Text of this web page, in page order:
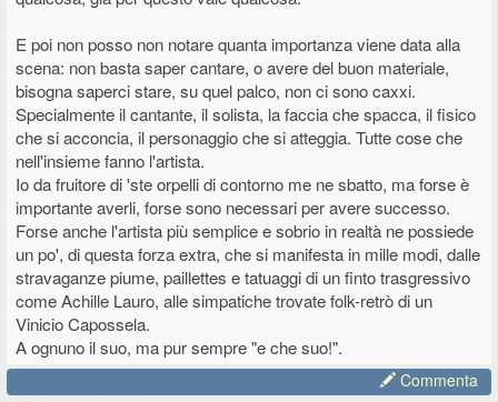
E poi non posso non notare quanta importanza viene data alla
scena: non basta saper cantare, o avere del buon materiale,
bisogna saperci stare, su quel palco, non ci sono caxxi.
Specialmente il cantante, il solista, la faccia che spacca, il fisico
che si acconcia, il personaggio che si atteggia. Tutte cose che
nell'insieme fanno l'artista.
Io da fruitore di 'ste orpelli di contorno me ne sbatto, ma forse è
importante averli, forse sono necessari per avere successo.
Forse anche l'artista più semplice e sobrio in realtà ne possiede
un po', di questa forza extra, che si manifesta in mille modi, dalle
stravaganze piume, paillettes e tatuaggi di un finto trasgressivo
come Achille Lauro, alle simpatiche trovate folk-retrò di un
Vinicio Capossela.
A ognuno il suo, ma pur sempre "e che suo!".
Commenta